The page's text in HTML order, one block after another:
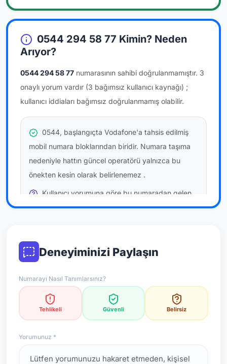
0544 294 58 77 Kimin? Neden
Arıyor?
0544 294 58 77 numarasının sahibi doğrulanmamıştır. 3
onaylı yorum vardır (3 bağımsız kullanıcı kaynağı) ;
kullanıcı iddiaları bağımsız doğrulanmamış olabilir.
0544, başlangıçta Vodafone'a tahsis edilmiş
mobil numara bloklarından biridir. Numara taşıma
nedeniyle hattın güncel operatörü yalnızca bu
önekten kesin olarak belirlenemez .
Kullanıcı yorumuna göre bu numaradan gelen
çağrılaratemkinli yaklaşmanızönerilir; bu bir site
resmi doğrulama niteliği taşımaz.
*Not: Değerlendirmeler onaylı kullanıcı yorumlarına göre
güncellenir.
Deneyiminizi Paylaşın
Numarayı Nasıl Tanımlarsınız?
Tehlikeli Güvenli Belirsiz
Yorumunuz *